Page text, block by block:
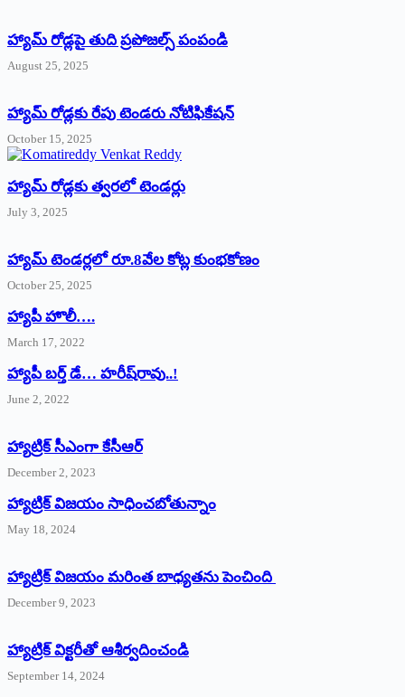
హ్యామ్‌ రోడ్లపై తుది ప్రపోజల్స్‌ పంపండి
August 25, 2025
హ్యామ్‌ రోడ్లకు రేపు టెండరు నోటిఫికేషన్‌
October 15, 2025
హ్యామ్‌ రోడ్లకు త్వరలో టెండర్లు
July 3, 2025
హ్యామ్‌ ‌టెండర్లలో రూ.8వేల కోట్ల కుంభకోణం
October 25, 2025
హ్యాపీ హొలీ….
March 17, 2022
హ్యాపీ బర్త్ ‌డే… హరీష్‌రావు..!
June 2, 2022
హ్యాట్రిక్‌ ‌సీఎంగా కేసీఆర్‌
December 2, 2023
హ్యాట్రిక్‌ విజయం సాధించబోతున్నాం
May 18, 2024
హ్యాట్రిక్ విజయం మరింత బాధ్యతను పెంచింది
December 9, 2023
హ్యాట్రిక్‌ ‌విక్టరీతో ఆశీర్వదించండి
September 14, 2024